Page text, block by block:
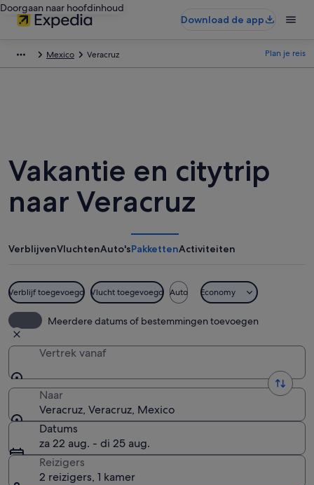
Doorgaan naar hoofdinhoud
Download de app
Mexico Veracruz Plan je reis
Vakantie en citytrip
naar Veracruz
VerblijvenVluchtenAuto'sPakkettenActiviteiten
Verblijf toegevoegd Vlucht toegevoegd Auto Economy
Meerdere datums of bestemmingen toevoegen
Vertrek vanaf
Naar
Veracruz, Veracruz, Mexico
Datums
za 22 aug. - di 25 aug.
Reizigers
2 reizigers, 1 kamer